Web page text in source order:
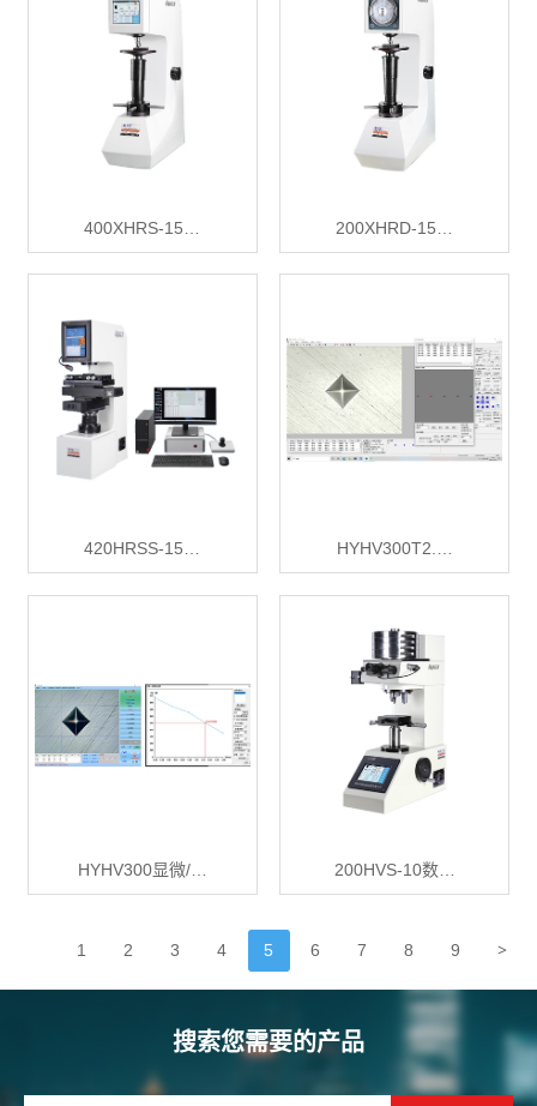
400XHRS-15… 200XHRD-15…
420HRSS-15… HYHV300T2.…
HYHV300显微/… 200HVS-10数…
1 2 3 4 5 6 7 8 9 >
搜索您需要的产品